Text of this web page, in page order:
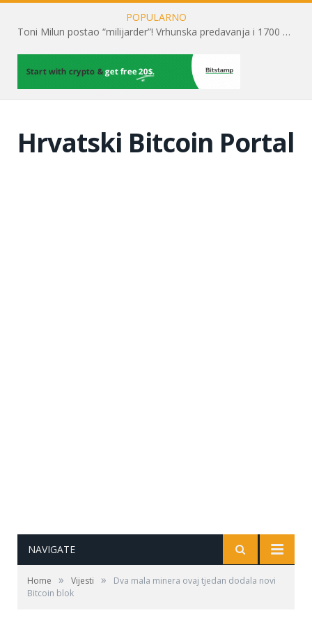
POPULARNO
Toni Milun postao “milijarder”! Vrhunska predavanja i 1700 posjetitelja obilježili su mjesec financijske pismenosti
Hrvatski Bitcoin Portal
NAVIGATE
Home » Vijesti »
Dva mala minera ovaj tjedan dodala novi
Bitcoin blok